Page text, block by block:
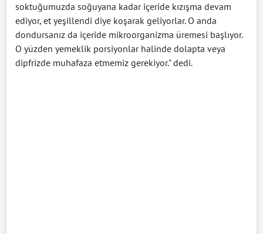
soktuğumuzda soğuyana kadar içeride kızışma devam
ediyor, et yeşillendi diye koşarak geliyorlar. O anda
dondursanız da içeride mikroorganizma üremesi başlıyor.
O yüzden yemeklik porsiyonlar halinde dolapta veya
dipfrizde muhafaza etmemiz gerekiyor." dedi.